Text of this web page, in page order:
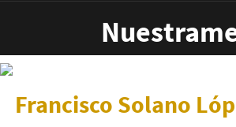
Francisco Solano